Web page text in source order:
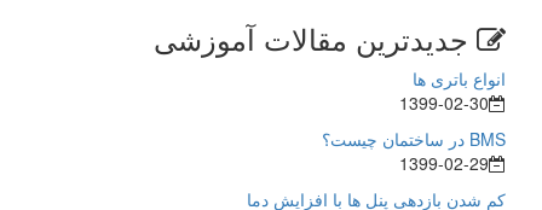
جدیدترین مقالات آموزشی
انواع باتری ها
1399-02-30
BMS در ساختمان چیست؟
1399-02-29
کم شدن بازدهی پنل ها با افزایش دما